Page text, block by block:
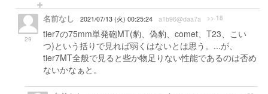
29
名前なし 2021/07/13 (火) 00:25:24 a1b96@daa7a >> 18
tier7の75mm単発砲MT(豹、偽豹、comet、T23、こい
つ)という括りで見れば弱くはないとは思う。...が、
tier7MT全般で見ると些か物足りない性能であるのは否め
ないかなぁと。